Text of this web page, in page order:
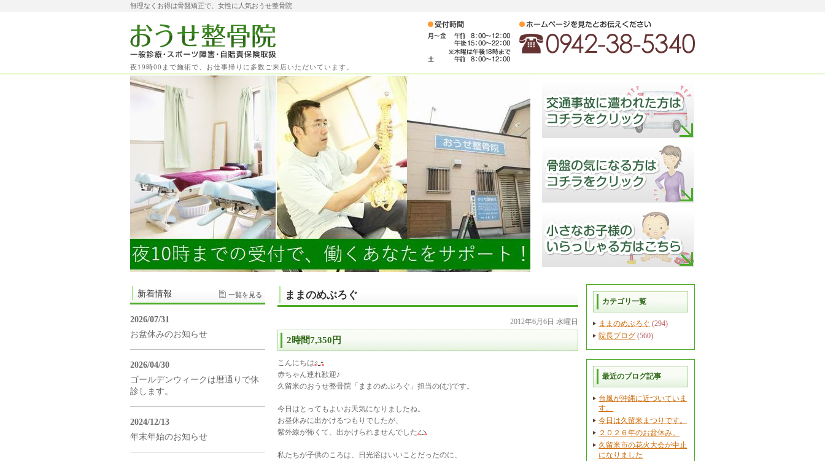
無理なくお得は骨盤矯正で、女性に人気おうせ整骨院
夜19時00まで施術で、お仕事帰りに多数ご来店いただいています。
ままのめぶろぐ
2012年6月6日 水曜日
2時間7,350円
こんにちは
赤ちゃん連れ歓迎♪
久留米のおうせ整骨院「ままのめぶろぐ」担当の(む)です。
今日はとってもよいお天気になりましたね。
お昼休みに出かけるつもりでしたが、
紫外線が怖くて、出かけられませんでした
私たちが子供のころは、日光浴はいいことだったのに、
カテゴリ一覧
ままのめぶろぐ (294)
院長ブログ (560)
最近のブログ記事
台風が沖縄に近づいていま
す。
今日は久留米まつりです。
２０２６年のお盆休み。
久留米市の花火大会が中止
になりました
新着情報 一覧を見る
2026/07/31
お盆休みのお知らせ
2026/04/30
ゴールデンウィークは暦通りで休
診します。
2024/12/13
年末年始のお知らせ